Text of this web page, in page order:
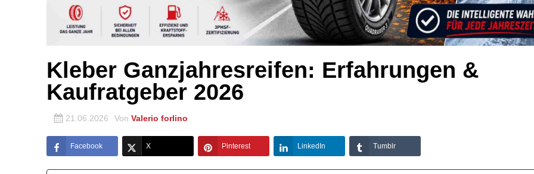
Kleber Ganzjahresreifen: Erfahrungen &
Kaufratgeber 2026
21.06.2026 Von Valerio forlino
Facebook X Pinterest LinkedIn Tumblr